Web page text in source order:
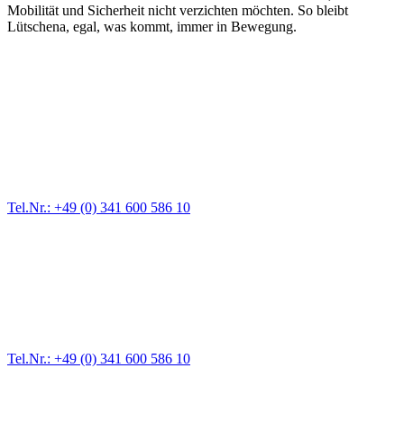
Mobilität und Sicherheit nicht verzichten möchten. So bleibt
Lütschena, egal, was kommt, immer in Bewegung.
Tel.Nr.: +49 (0) 341 600 586 10
Tel.Nr.: +49 (0) 341 600 586 10